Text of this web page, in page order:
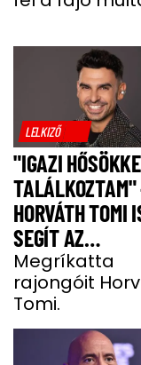
LELKIZŐ
"IGAZI
TALÁLKOZTAM"
HORVÁTH TOMI
SEGÍT AZ
IZOMSORVADÁSOS
ALEXNEK
Megríkatta
rajongóit
Tomi.